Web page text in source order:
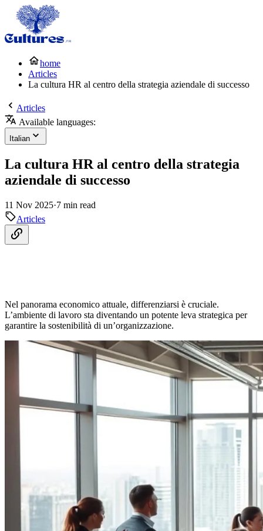
home
Articles
La cultura HR al centro della strategia aziendale di successo
Articles
Available languages:
Italian
La cultura HR al centro della strategia
aziendale di successo
11 Nov 2025·7 min read
Articles
Nel panorama economico attuale, differenziarsi è cruciale.
L’ambiente di lavoro sta diventando un potente leva strategica per
garantire la sostenibilità di un’organizzazione.